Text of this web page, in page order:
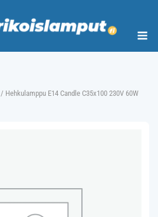
/ Hehkulamppu E14 Candle C35x100 230V 60W